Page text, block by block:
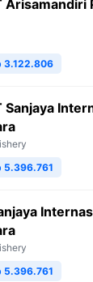
Arisamandiri
3.122.806
Sanjaya
5.396.761
5.396.761